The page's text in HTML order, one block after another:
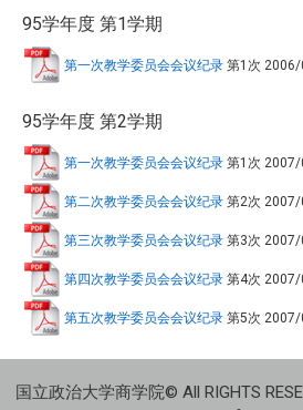
95学年度 第1学期
第一次教学委员会会议纪录 第1次
95学年度 第2学期
第一次教学委员会会议纪录 第1次
第二次教学委员会会议纪录 第2次
第三次教学委员会会议纪录 第3次
第四次教学委员会会议纪录 第4次 2007/
第五次教学委员会会议纪录 第5次
国立政治大学商学院© All RIGHTS